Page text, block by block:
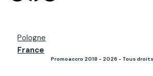
Pologne
France
Promoaccro 2018 - 2026 - Tous